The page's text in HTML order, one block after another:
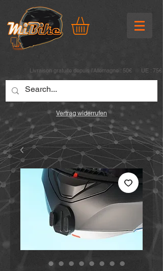
Livraison gratuite depuis l’Allemagne : 50€ UE : 75€
Vertrag widerrufen